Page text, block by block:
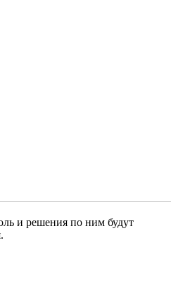
и решения по ним будут